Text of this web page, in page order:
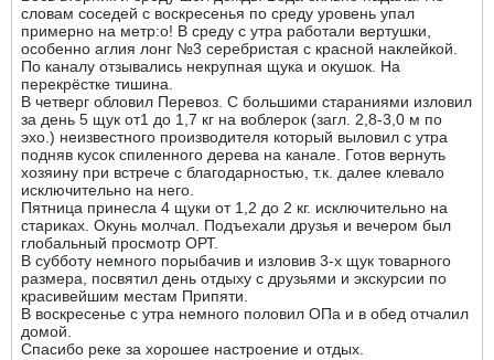
словам соседей с воскресенья по среду уровень упал
примерно на метр:o! В среду с утра работали вертушки,
особенно аглия лонг №3 серебристая с красной наклейкой.
По каналу отзывались некрупная щука и окушок. На
перекрёстке тишина.
В четверг обловил Перевоз. С большими стараниями изловил
за день 5 щук от1 до 1,7 кг на воблерок (загл. 2,8-3,0 м по
эхо.) неизвестного производителя который выловил с утра
подняв кусок спиленного дерева на канале. Готов вернуть
хозяину при встрече с благодарностью, т.к. далее клевало
исключительно на него.
Пятница принесла 4 щуки от 1,2 до 2 кг. исключительно на
стариках. Окунь молчал. Подъехали друзья и вечером был
глобальный просмотр ОРТ.
В субботу немного порыбачив и изловив 3-х щук товарного
размера, посвятил день отдыху с друзьями и экскурсии по
красивейшим местам Припяти.
В воскресенье с утра немного половил ОПа и в обед отчалил
домой.
Спасибо реке за хорошее настроение и отдых.